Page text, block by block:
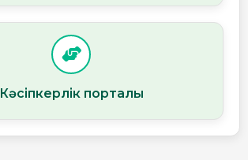
Кәсіпкерлік порталы